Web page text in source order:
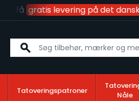
og få gratis levering på det
Tatoveringspatroner
Nåle